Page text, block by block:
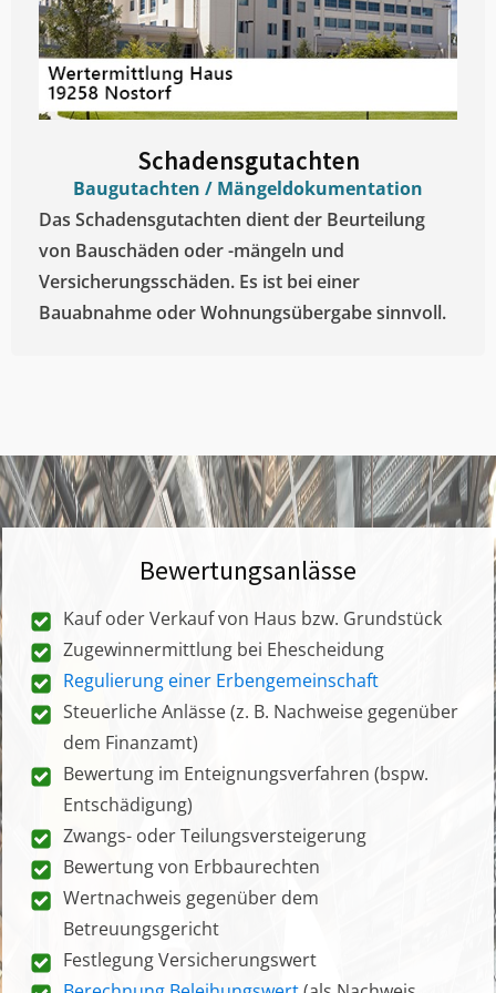
Schadensgutachten
Baugutachten / Mängeldokumentation
Das Schadensgutachten dient der Beurteilung
von Bauschäden oder -mängeln und
Versicherungsschäden. Es ist bei einer
Bauabnahme oder Wohnungsübergabe sinnvoll.
Bewertungsanlässe
Kauf oder Verkauf von Haus bzw. Grundstück
Zugewinnermittlung bei Ehescheidung
Regulierung einer Erbengemeinschaft
Steuerliche Anlässe (z. B. Nachweise gegenüber
dem Finanzamt)
Bewertung im Enteignungsverfahren (bspw.
Entschädigung)
Zwangs- oder Teilungsversteigerung
Bewertung von Erbbaurechten
Wertnachweis gegenüber dem
Betreuungsgericht
Festlegung Versicherungswert